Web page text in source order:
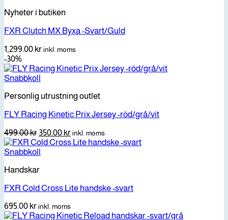
Nyheter i butiken
FXR Clutch MX Byxa -Svart/Guld
1,299.00 krinkl. moms
-30%
Snabbkoll
Personlig utrustning outlet
FLY Racing Kinetic Prix Jersey -röd/grå/vit
499.00kr Det
ursprungliga
priset
499.00 kr.
350.00 krDet
nuvarande
inkl. moms
Snabbkoll
Handskar
FXR Cold Cross Lite handske -svart
695.00 krinkl. moms